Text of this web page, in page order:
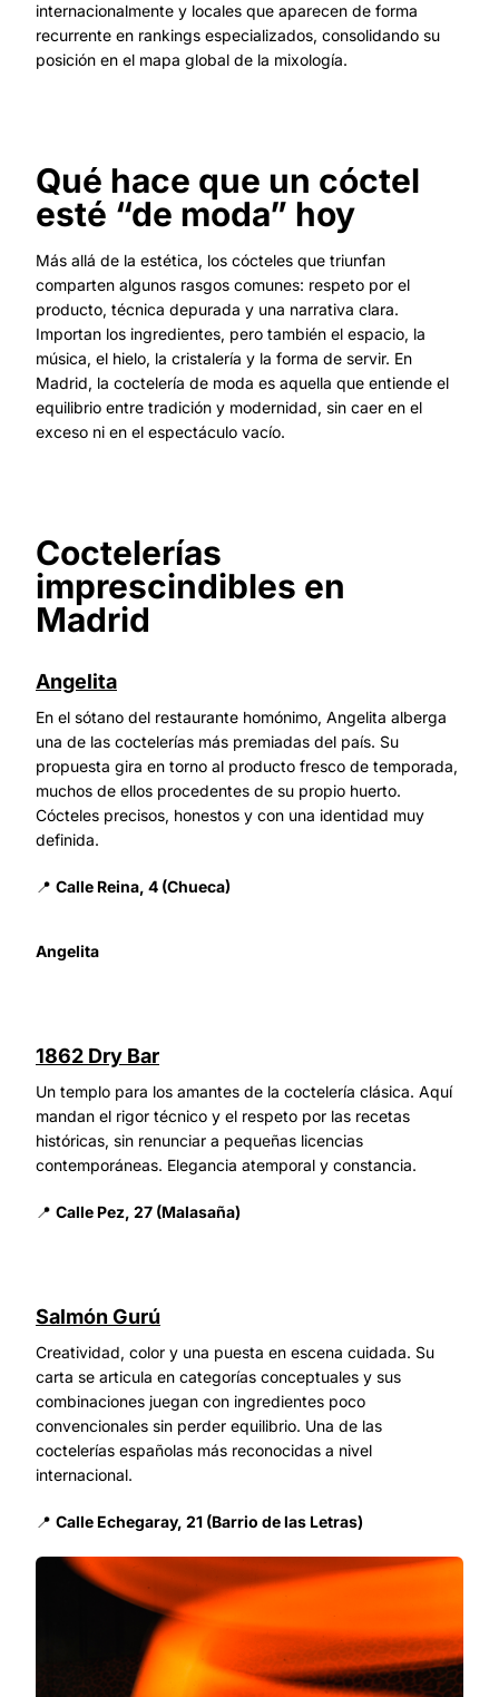
internacionalmente y locales que aparecen de forma
recurrente en rankings especializados, consolidando su
posición en el mapa global de la mixología.
Qué hace que un cóctel
esté “de moda” hoy
Más allá de la estética, los cócteles que triunfan
comparten algunos rasgos comunes: respeto por el
producto, técnica depurada y una narrativa clara.
Importan los ingredientes, pero también el espacio, la
música, el hielo, la cristalería y la forma de servir. En
Madrid, la coctelería de moda es aquella que entiende el
equilibrio entre tradición y modernidad, sin caer en el
exceso ni en el espectáculo vacío.
Coctelerías
imprescindibles en
Madrid
Angelita
En el sótano del restaurante homónimo, Angelita alberga
una de las coctelerías más premiadas del país. Su
propuesta gira en torno al producto fresco de temporada,
muchos de ellos procedentes de su propio huerto.
Cócteles precisos, honestos y con una identidad muy
definida.
📍 Calle Reina, 4 (Chueca)
Angelita
1862 Dry Bar
Un templo para los amantes de la coctelería clásica. Aquí
mandan el rigor técnico y el respeto por las recetas
históricas, sin renunciar a pequeñas licencias
contemporáneas. Elegancia atemporal y constancia.
📍 Calle Pez, 27 (Malasaña)
Salmón Gurú
Creatividad, color y una puesta en escena cuidada. Su
carta se articula en categorías conceptuales y sus
combinaciones juegan con ingredientes poco
convencionales sin perder equilibrio. Una de las
coctelerías españolas más reconocidas a nivel
internacional.
📍 Calle Echegaray, 21 (Barrio de las Letras)